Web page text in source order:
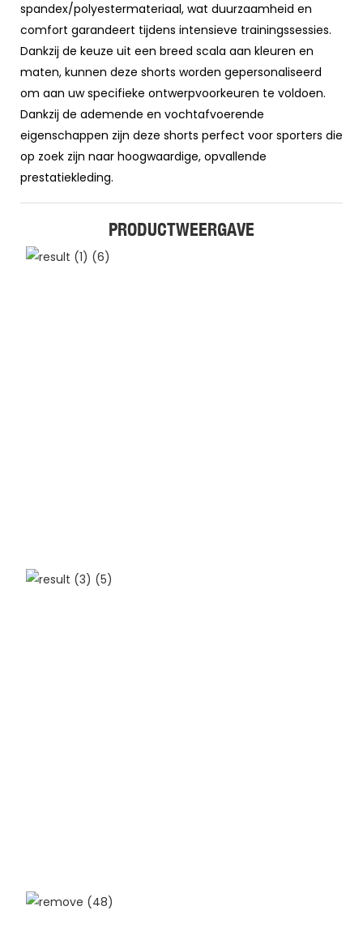
spandex/polyestermateriaal, wat duurzaamheid en
comfort garandeert tijdens intensieve trainingssessies.
Dankzij de keuze uit een breed scala aan kleuren en
maten, kunnen deze shorts worden gepersonaliseerd
om aan uw specifieke ontwerpvoorkeuren te voldoen.
Dankzij de ademende en vochtafvoerende
eigenschappen zijn deze shorts perfect voor sporters die
op zoek zijn naar hoogwaardige, opvallende
prestatiekleding.
PRODUCTWEERGAVE